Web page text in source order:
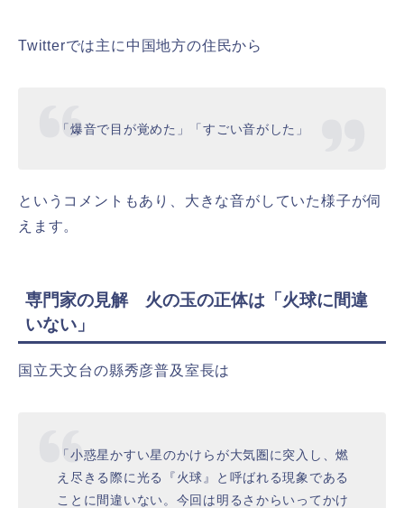
Twitterでは主に中国地方の住民から
「爆音で目が覚めた」「すごい音がした」
というコメントもあり、大きな音がしていた様子が伺
えます。
専門家の見解 火の玉の正体は「火球に間違
いない」
国立天文台の縣秀彦普及室長は
「小惑星かすい星のかけらが大気圏に突入し、燃
え尽きる際に光る『火球』と呼ばれる現象である
ことに間違いない。今回は明るさからいってかけ